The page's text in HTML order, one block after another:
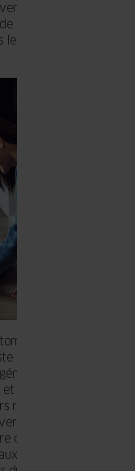
nettoyer, aussi bien
cuisine nécessitant un
salons et dans les
ne propose
à présent des
qui
verticales comme les
revêtus de verre
de les positionner
que la tâche soit
endroits difficilement